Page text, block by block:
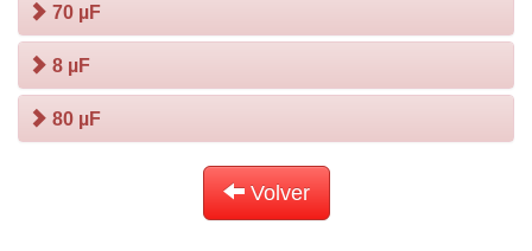
70 µF
8 µF
80 µF
Volver